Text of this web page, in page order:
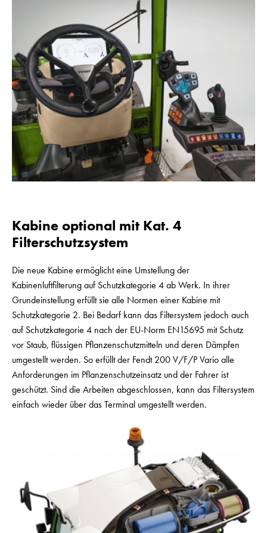
Kabine optional mit Kat. 4
Filterschutzsystem
Die neue Kabine ermöglicht eine Umstellung der
Kabinenluftfilterung auf Schutzkategorie 4 ab Werk. In ihrer
Grundeinstellung erfüllt sie alle Normen einer Kabine mit
Schutzkategorie 2. Bei Bedarf kann das Filtersystem jedoch auch
auf Schutzkategorie 4 nach der EU-Norm EN15695 mit Schutz
vor Staub, flüssigen Pflanzenschutzmitteln und deren Dämpfen
umgestellt werden. So erfüllt der Fendt 200 V/F/P Vario alle
Anforderungen im Pflanzenschutzeinsatz und der Fahrer ist
geschützt. Sind die Arbeiten abgeschlossen, kann das Filtersystem
einfach wieder über das Terminal umgestellt werden.